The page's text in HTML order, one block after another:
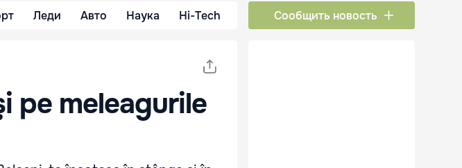
Леди Авто Наука Hi-Tech Сообщить новость
pe meleagurile